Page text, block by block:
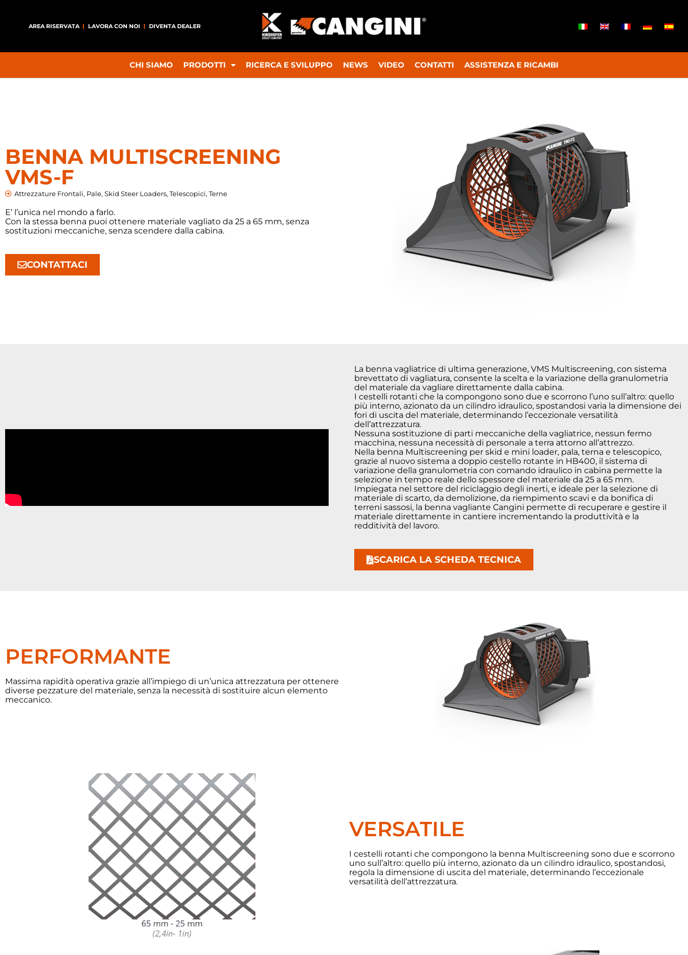
AREA RISERVATA LAVORA CON NOI DIVENTA DEALER
CHI SIAMO PRODOTTI RICERCA E SVILUPPO NEWS VIDEO CONTATTI ASSISTENZA E RICAMBI
BENNA MULTISCREENING
VMS-F
Attrezzature Frontali, Pale, Skid Steer Loaders, Telescopici, Terne
E’ l’unica nel mondo a farlo.
Con la stessa benna puoi ottenere materiale vagliato da 25 a 65 mm, senza
sostituzioni meccaniche, senza scendere dalla cabina.
CONTATTACI
La benna vagliatrice di ultima generazione, VMS Multiscreening, con sistema
brevettato di vagliatura, consente la scelta e la variazione della granulometria
del materiale da vagliare direttamente dalla cabina.
I cestelli rotanti che la compongono sono due e scorrono l’uno sull’altro: quello
più interno, azionato da un cilindro idraulico, spostandosi varia la dimensione dei
fori di uscita del materiale, determinando l’eccezionale versatilità
dell’attrezzatura.
Nessuna sostituzione di parti meccaniche della vagliatrice, nessun fermo
macchina, nessuna necessità di personale a terra attorno all’attrezzo.
Nella benna Multiscreening per skid e mini loader, pala, terna e telescopico,
grazie al nuovo sistema a doppio cestello rotante in HB400, il sistema di
variazione della granulometria con comando idraulico in cabina permette la
selezione in tempo reale dello spessore del materiale da 25 a 65 mm.
Impiegata nel settore del riciclaggio degli inerti, e ideale per la selezione di
materiale di scarto, da demolizione, da riempimento scavi e da bonifica di
terreni sassosi, la benna vagliante Cangini permette di recuperare e gestire il
materiale direttamente in cantiere incrementando la produttività e la
redditività del lavoro.
SCARICA LA SCHEDA TECNICA
PERFORMANTE
Massima rapidità operativa grazie all’impiego di un’unica attrezzatura per ottenere
diverse pezzature del materiale, senza la necessità di sostituire alcun elemento
meccanico.
VERSATILE
I cestelli rotanti che compongono la benna Multiscreening sono due e scorrono
uno sull’altro: quello più interno, azionato da un cilindro idraulico, spostandosi,
regola la dimensione di uscita del materiale, determinando l’eccezionale
versatilità dell’attrezzatura.